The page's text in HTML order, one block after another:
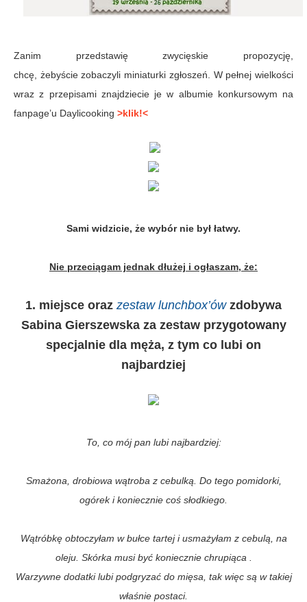
Zanim przedstawię zwycięskie propozycję,
chcę, żebyście zobaczyli miniaturki zgłoszeń. W pełnej wielkości
wraz z przepisami znajdziecie je w albumie konkursowym na
fanpage’u Daylicooking >klik!<
Sami widzicie, że wybór nie był łatwy.
Nie przeciągam jednak dłużej i ogłaszam, że:
1. miejsce oraz zestaw lunchbox’ówzdobywa
Sabina Gierszewska za zestaw przygotowany
specjalnie dla męża, z tym co lubi on
najbardziej
To, co mój pan lubi najbardziej:
Smażona, drobiowa wątroba z cebulką. Do tego pomidorki,
ogórek i koniecznie coś słodkiego.
Wątróbkę obtoczyłam w bułce tartej i usmażyłam z cebulą, na
oleju. Skórka musi być koniecznie chrupiąca .
Warzywne dodatki lubi podgryzać do mięsa, tak więc są w takiej
właśnie postaci.